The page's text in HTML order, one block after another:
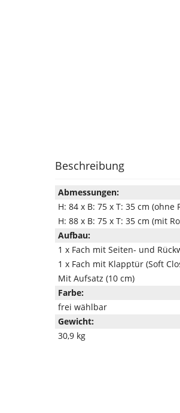
Beschreibung
Abmessungen:
H: 84 x B: 75 x T: 35 cm (ohne
H: 88 x B: 75 x T: 35 cm (mit
Aufbau:
1 x Fach mit Seiten- und
1 x Fach mit Klapptür (Soft
Mit Aufsatz (10 cm)
Farbe:
frei wählbar
Gewicht:
30,9 kg